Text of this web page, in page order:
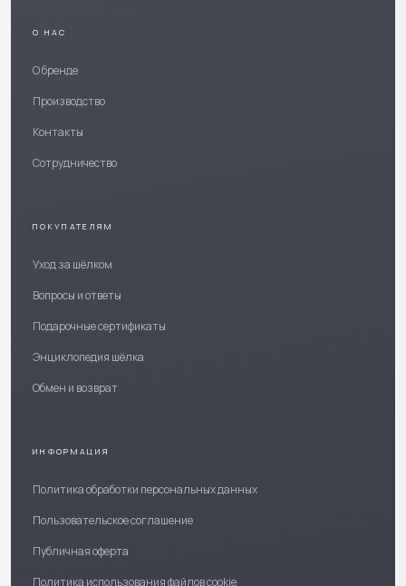
О НАС
О бренде
Производство
Контакты
Сотрудничество
ПОКУПАТЕЛЯМ
Уход за шёлком
Вопросы и ответы
Подарочные сертификаты
Энциклопедия шёлка
Обмен и возврат
ИНФОРМАЦИЯ
Политика обработки персональных данных
Пользовательское соглашение
Публичная оферта
Политика использования файлов cookie